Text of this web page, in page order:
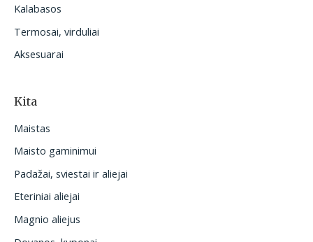
Kalabasos
Termosai, virduliai
Aksesuarai
Kita
Maistas
Maisto gaminimui
Padažai, sviestai ir aliejai
Eteriniai aliejai
Magnio aliejus